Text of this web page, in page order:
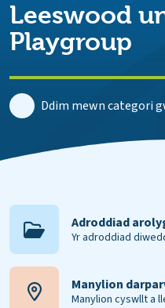
Leeswood
Playgroup
Ddim mewn categori
Adroddiad
Yr adroddiad
Manylion
Manylion cyswllt a